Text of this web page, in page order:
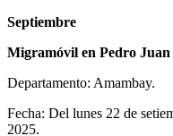
Septiembre
Migramóvil en Pedro
Departamento: Amambay.
Fecha: Del lunes 22 de
2025.